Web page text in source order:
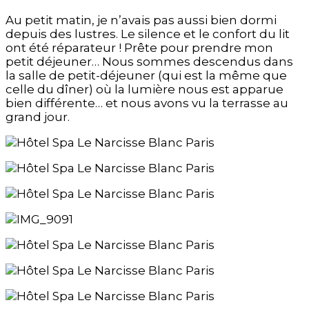
Au petit matin, je n’avais pas aussi bien dormi
depuis des lustres. Le silence et le confort du lit
ont été réparateur ! Prête pour prendre mon
petit déjeuner… Nous sommes descendus dans
la salle de petit-déjeuner (qui est la même que
celle du dîner) où la lumière nous est apparue
bien différente… et nous avons vu la terrasse au
grand jour.